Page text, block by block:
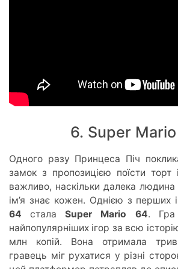
6. Super
Одного разу Принцеса Піч
замок з пропозицією поїсти
важливо, наскільки далека людина
ім’я знає кожен. Однією з перших
64 сталаSuper Mario 64.
найпопулярніших ігор за всю
млн копій. Вона отримала
гравець міг рухатися у різні